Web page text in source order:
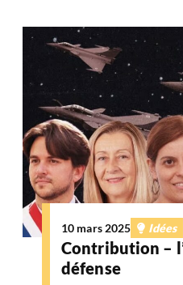
10 mars 2025 Idées
Contribution –
défense